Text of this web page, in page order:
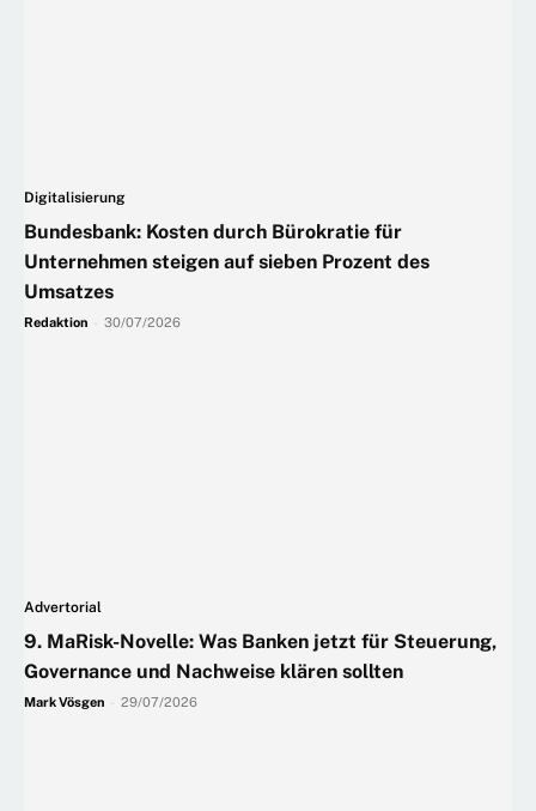
Digitalisierung
Bundesbank: Kosten durch Bürokratie für
Unternehmen steigen auf sieben Prozent des
Umsatzes
Redaktion 30/07/2026
Advertorial
9. MaRisk-Novelle: Was Banken jetzt für Steuerung,
Governance und Nachweise klären sollten
Mark Vösgen 29/07/2026